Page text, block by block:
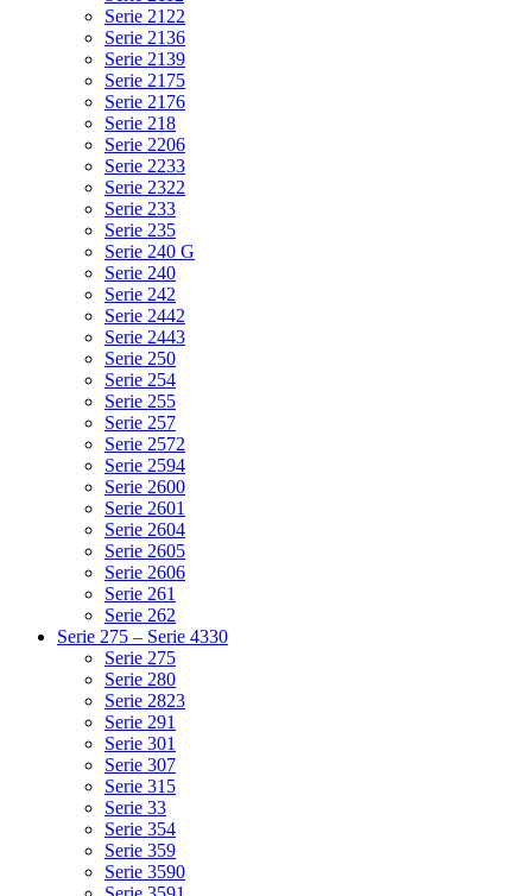
Serie 2122
Serie 2136
Serie 2139
Serie 2175
Serie 2176
Serie 218
Serie 2206
Serie 2233
Serie 2322
Serie 233
Serie 235
Serie 240 G
Serie 240
Serie 242
Serie 2442
Serie 2443
Serie 250
Serie 254
Serie 255
Serie 257
Serie 2572
Serie 2594
Serie 2600
Serie 2601
Serie 2604
Serie 2605
Serie 2606
Serie 261
Serie 262
Serie 275 – Serie 4330
Serie 275
Serie 280
Serie 2823
Serie 291
Serie 301
Serie 307
Serie 315
Serie 33
Serie 354
Serie 359
Serie 3590